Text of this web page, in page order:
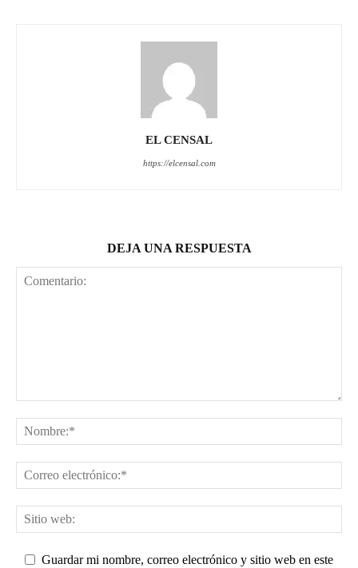
EL CENSAL
https://elcensal.com
DEJA UNA RESPUESTA
Guardar mi nombre, correo electrónico y sitio web en este